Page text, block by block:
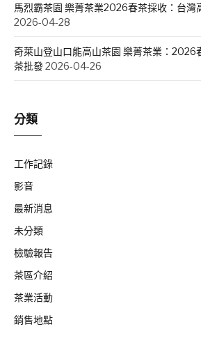
馬烈霸茶園 樂菁茶業2026春茶採收：台灣
2026-04-28
奇萊山登山口能高山茶園 樂菁茶業：2026
茶批發2026-04-26
分類
工作記錄
影音
最新消息
未分類
檢驗報告
茶區介紹
茶業活動
銷售地點